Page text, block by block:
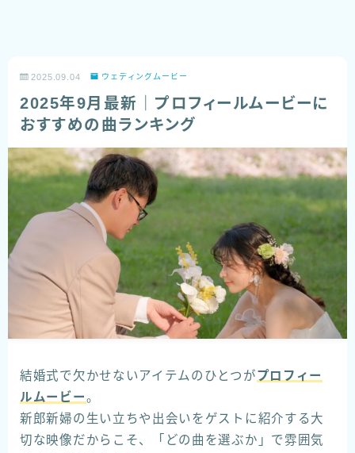
2025.09.04 ウェディングムービー
2025年9月最新｜プロフィールムービーに
おすすめの曲ランキング
結婚式で欠かせないアイテムのひとつがプロフィー
ルムービー。
新郎新婦の生い立ちや出会いをゲストに紹介する大
切な映像だからこそ、「どの曲を選ぶか」で雰囲気